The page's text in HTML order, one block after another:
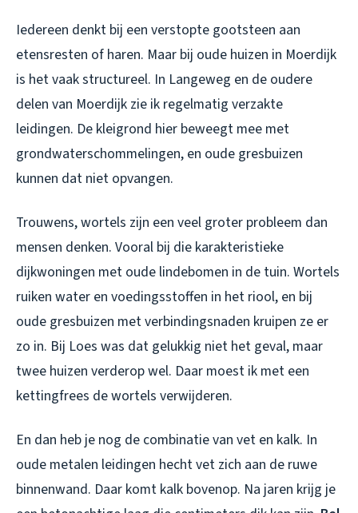
Iedereen denkt bij een verstopte gootsteen aan
etensresten of haren. Maar bij oude huizen in Moerdijk
is het vaak structureel. In Langeweg en de oudere
delen van Moerdijk zie ik regelmatig verzakte
leidingen. De kleigrond hier beweegt mee met
grondwaterschommelingen, en oude gresbuizen
kunnen dat niet opvangen.
Trouwens, wortels zijn een veel groter probleem dan
mensen denken. Vooral bij die karakteristieke
dijkwoningen met oude lindebomen in de tuin. Wortels
ruiken water en voedingsstoffen in het riool, en bij
oude gresbuizen met verbindingsnaden kruipen ze er
zo in. Bij Loes was dat gelukkig niet het geval, maar
twee huizen verderop wel. Daar moest ik met een
kettingfrees de wortels verwijderen.
En dan heb je nog de combinatie van vet en kalk. In
oude metalen leidingen hecht vet zich aan de ruwe
binnenwand. Daar komt kalk bovenop. Na jaren krijg je